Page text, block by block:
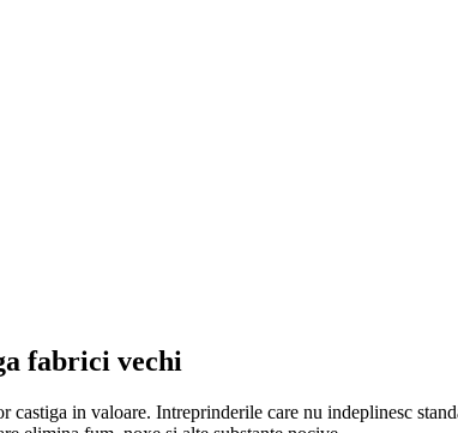
fabrici vechi
castiga in valoare. Intreprinderile care nu indeplinesc